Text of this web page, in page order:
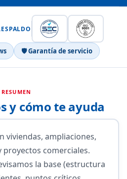
🛡 Garantía de servicio
RESUMEN
y cómo te ayuda
viviendas, ampliaciones,
proyectos comerciales.
la base (estructura